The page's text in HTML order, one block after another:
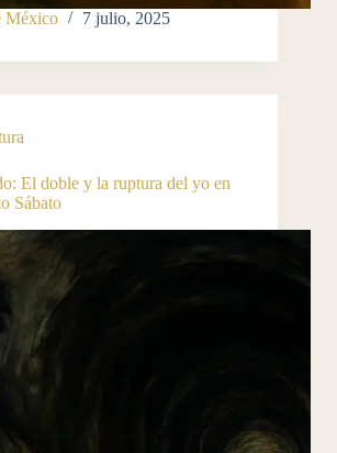
México 7 julio, 2025
El doble y la ruptura del yo en
Sábato